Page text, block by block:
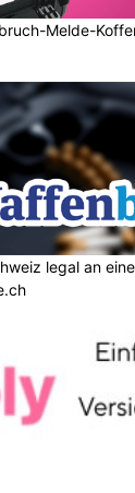
Melde-
legal an